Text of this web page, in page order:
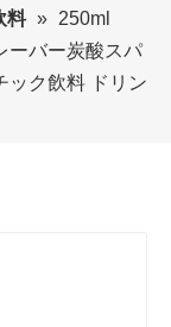
料 » 250ml
ーバー炭酸スパ
ック飲料 ドリン